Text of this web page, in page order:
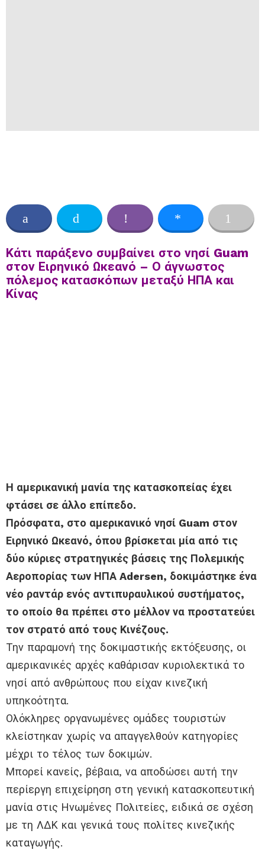
Κάτι παράξενο συμβαίνει στο νησί Guam
στον Ειρηνικό Ωκεανό – Ο άγνωστος
πόλεμος κατασκόπων μεταξύ ΗΠΑ και
Κίνας
Η αμερικανική μανία της κατασκοπείας έχει
φτάσει σε άλλο επίπεδο.
Πρόσφατα, στο αμερικανικό νησί Guam στον
Ειρηνικό Ωκεανό, όπου βρίσκεται μία από τις
δύο κύριες στρατηγικές βάσεις της Πολεμικής
Αεροπορίας των ΗΠΑ Adersen, δοκιμάστηκε ένα
νέο ραντάρ ενός αντιπυραυλικού συστήματος,
το οποίο θα πρέπει στο μέλλον να προστατεύει
τον στρατό από τους Κινέζους.
Την παραμονή της δοκιμαστικής εκτόξευσης, οι
αμερικανικές αρχές καθάρισαν κυριολεκτικά το
νησί από ανθρώπους που είχαν κινεζική
υπηκοότητα.
Ολόκληρες οργανωμένες ομάδες τουριστών
κλείστηκαν χωρίς να απαγγελθούν κατηγορίες
μέχρι το τέλος των δοκιμών.
Μπορεί κανείς, βέβαια, να αποδώσει αυτή την
περίεργη επιχείρηση στη γενική κατασκοπευτική
μανία στις Ηνωμένες Πολιτείες, ειδικά σε σχέση
με τη ΛΔΚ και γενικά τους πολίτες κινεζικής
καταγωγής.